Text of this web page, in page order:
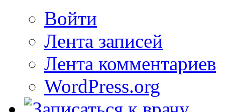
Войти
Лента записей
Лента комментариев
WordPress.org